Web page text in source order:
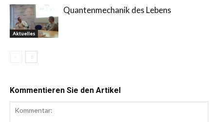
Aktuelles
Quantenmechanik des Lebens
Kommentieren Sie den Artikel